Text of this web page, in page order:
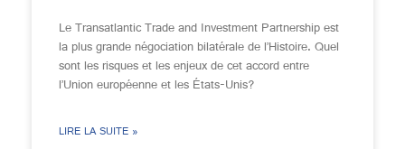
Le Transatlantic Trade and Investment Partnership est
la plus grande négociation bilatérale de l’Histoire. Quel
sont les risques et les enjeux de cet accord entre
l’Union européenne et les États-Unis?
LIRE LA SUITE »